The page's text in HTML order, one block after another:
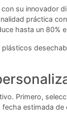
su innovador
práctica
hasta un 80%
Primero,
estimada de